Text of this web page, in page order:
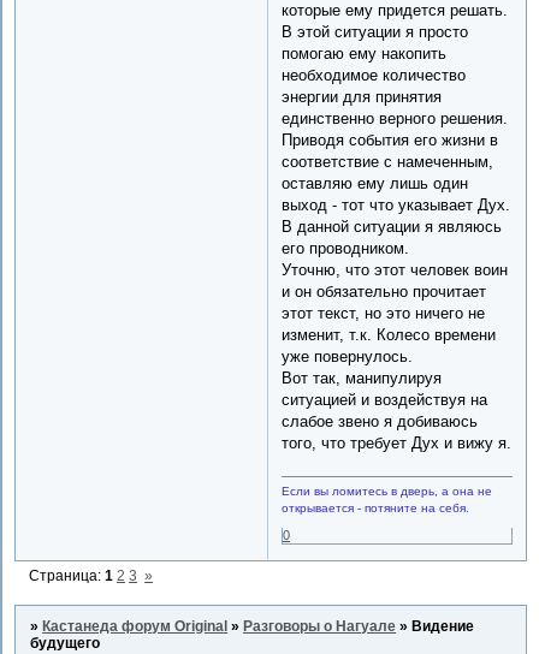
которые ему придется решать.
В этой ситуации я просто
помогаю ему накопить
необходимое количество
энергии для принятия
единственно верного решения.
Приводя события его жизни в
соответствие с намеченным,
оставляю ему лишь один
выход - тот что указывает Дух.
В данной ситуации я являюсь
его проводником.
Уточню, что этот человек воин
и он обязательно прочитает
этот текст, но это ничего не
изменит, т.к. Колесо времени
уже повернулось.
Вот так, манипулируя
ситуацией и воздействуя на
слабое звено я добиваюсь
того, что требует Дух и вижу я.
Если вы ломитесь в дверь, а она не
открывается - потяните на себя.
0
Страница:1 2 3 »
» Кастанеда форум Original » Разговоры о Нагуале » Видение
будущего